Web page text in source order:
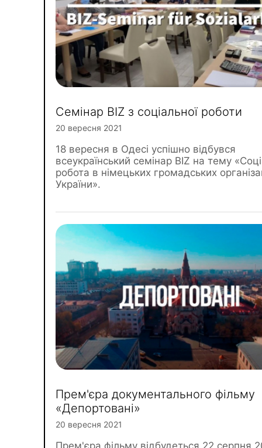
Семінар BIZ з соціальної роботи
20 вересня 2021
18 вересня в Одесі успішно відбувся
всеукраїнський семінар BIZ на тему
робота в німецьких громадських
України».
Прем'єра документального фільму
«Депортовані»
20 вересня 2021
Прем'єра фільму відбудеться 22 серпня